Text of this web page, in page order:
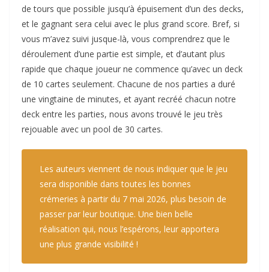
de tours que possible jusqu’à épuisement d’un des decks,
et le gagnant sera celui avec le plus grand score. Bref, si
vous m’avez suivi jusque-là, vous comprendrez que le
déroulement d’une partie est simple, et d’autant plus
rapide que chaque joueur ne commence qu’avec un deck
de 10 cartes seulement. Chacune de nos parties a duré
une vingtaine de minutes, et ayant recréé chacun notre
deck entre les parties, nous avons trouvé le jeu très
rejouable avec un pool de 30 cartes.
Les auteurs viennent de nous indiquer que le jeu
sera disponible dans toutes les bonnes
crémeries à partir du 7 mai 2026, plus besoin de
passer par leur boutique. Une bien belle
réalisation qui, nous l’espérons, leur apportera
une plus grande visibilité !